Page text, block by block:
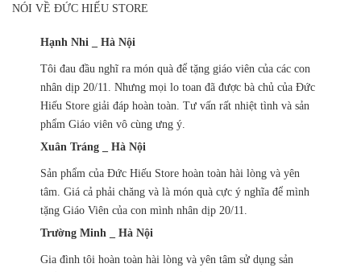
NÓI VỀ ĐỨC HIẾU STORE
Hạnh Nhi _ Hà Nội
Tôi đau đầu nghĩ ra món quà để tặng giáo viên của các con
nhân dịp 20/11. Nhưng mọi lo toan đã được bà chủ của Đức
Hiếu Store giải đáp hoàn toàn. Tư vấn rất nhiệt tình và sản
phẩm Giáo viên vô cùng ưng ý.
Xuân Tráng _ Hà Nội
Sản phẩm của Đức Hiếu Store hoàn toàn hài lòng và yên
tâm. Giá cả phải chăng và là món quà cực ý nghĩa để mình
tặng Giáo Viên của con mình nhân dịp 20/11.
Trường Minh _ Hà Nội
Gia đình tôi hoàn toàn hài lòng và yên tâm sử dụng sản